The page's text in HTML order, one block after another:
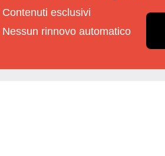
Contenuti esclusivi
Nessun rinnovo automatico